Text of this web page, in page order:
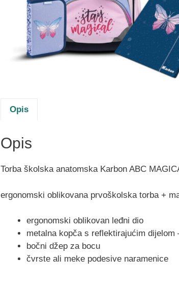
Opis
Opis
Torba školska anatomska Karbon ABC
ergonomski oblikovana prvoškolska torba +
ergonomski oblikovan leđni dio
metalna kopča s reflektirajućim
bočni džep za bocu
čvrste ali meke podesive naramenice